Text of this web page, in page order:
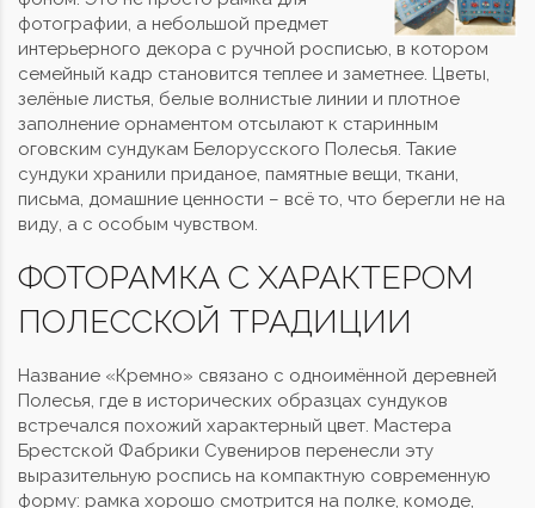
фотографии, а небольшой предмет
интерьерного декора с ручной росписью, в котором
семейный кадр становится теплее и заметнее. Цветы,
зелёные листья, белые волнистые линии и плотное
заполнение орнаментом отсылают к старинным
оговским сундукам Белорусского Полесья. Такие
сундуки хранили приданое, памятные вещи, ткани,
письма, домашние ценности – всё то, что берегли не на
виду, а с особым чувством.
ФОТОРАМКА С ХАРАКТЕРОМ
ПОЛЕССКОЙ ТРАДИЦИИ
Название «Кремно» связано с одноимённой деревней
Полесья, где в исторических образцах сундуков
встречался похожий характерный цвет. Мастера
Брестской Фабрики Сувениров перенесли эту
выразительную роспись на компактную современную
форму: рамка хорошо смотрится на полке, комоде,